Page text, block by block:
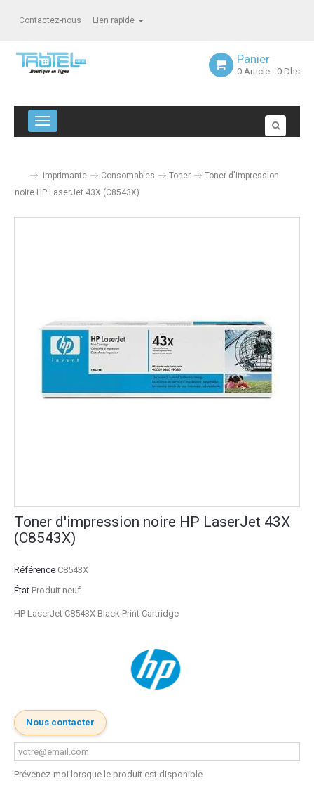
Contactez-nous Lien rapide
Panier
0 Article - 0 Dhs
Navigation bascule
Imprimante Consomables Toner
Toner d'impression
noire HP LaserJet 43X (C8543X)
Toner d'impression noire HP LaserJet 43X
(C8543X)
Référence C8543X
État Produit neuf
HP LaserJet C8543X Black Print Cartridge
Nous contacter
Prévenez-moi lorsque le produit est disponible